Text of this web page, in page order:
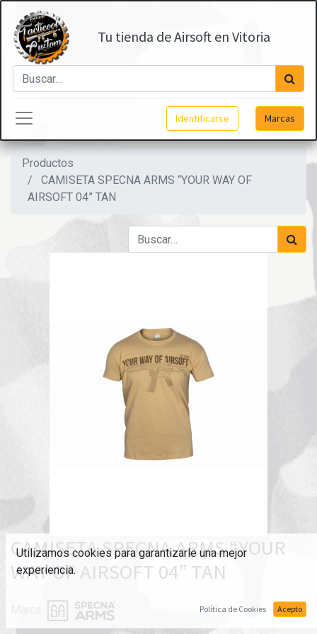
Tu tienda de Airsoft en Vitoria
Identificarse Marcas
Productos
CAMISETA SPECNA ARMS “YOUR WAY OF
AIRSOFT 04” TAN
CAMISETA SPECNA ARMS “YOUR
WAY OF AIRSOFT 04” TAN
Utilizamos cookies para garantizarle una mejor
experiencia.
Política de Cookies Acepto